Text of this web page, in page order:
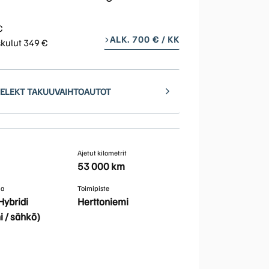
Bilian yksityisleasinglaskuri
Vientiautopalvelut | Bilia
Taksit
349 €
ALK. 700 € / KK
TAKUUVAIHTOAUTOT
Ajetut kilometrit
53 000 km
/ sähkö)
Toimipiste
Herttoniemi